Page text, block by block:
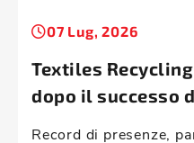
07 Lug, 2026
Textiles
dopo il successo
Record di presenze,